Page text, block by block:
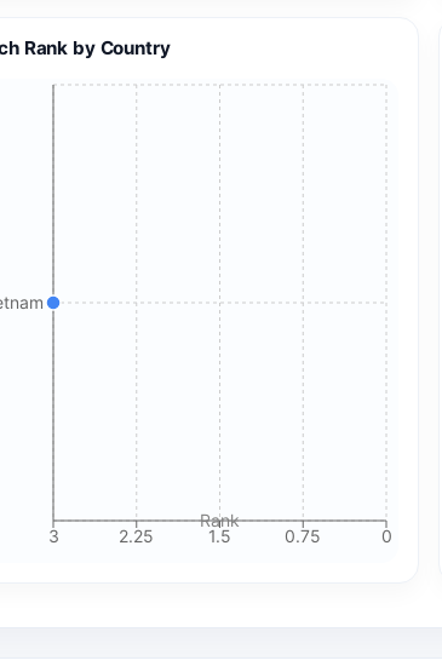
🍪 Cookie & ad choices
On the web, Google AdSense and GA4 may use
similar technologies. In apps, Google AdMob and
Analytics may use device identifiers. See our
Accept All Cookies Accept
Rank by Country
0
0.75
1.5
2.25
3
Rank